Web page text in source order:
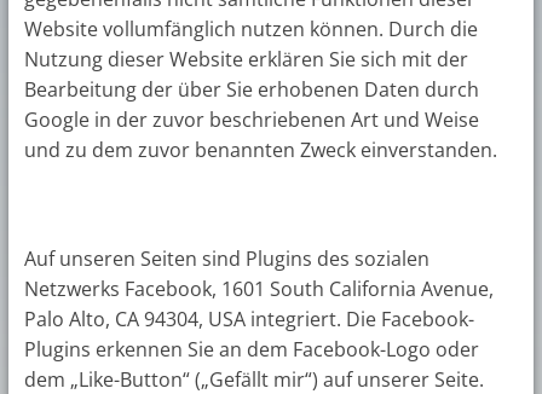
Website vollumfänglich nutzen können. Durch die
Nutzung dieser Website erklären Sie sich mit der
Bearbeitung der über Sie erhobenen Daten durch
Google in der zuvor beschriebenen Art und Weise
und zu dem zuvor benannten Zweck einverstanden.
Auf unseren Seiten sind Plugins des sozialen
Netzwerks Facebook, 1601 South California Avenue,
Palo Alto, CA 94304, USA integriert. Die Facebook-
Plugins erkennen Sie an dem Facebook-Logo oder
dem „Like-Button“ („Gefällt mir“) auf unserer Seite.